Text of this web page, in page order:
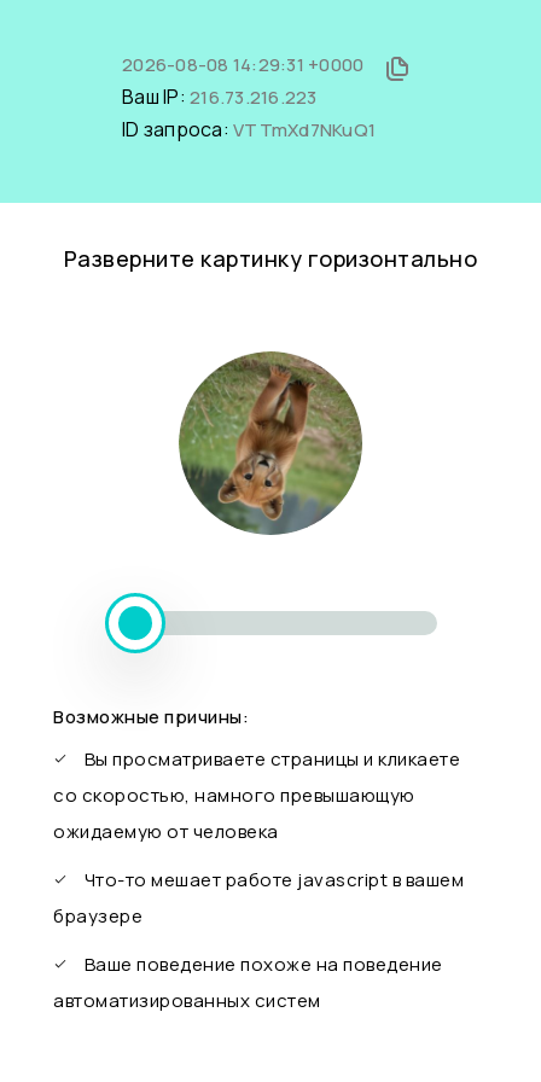
2026-08-08 14:29:31 +0000
Ваш IP: 216.73.216.223
ID запроса: VTTmXd7NKuQ1
Разверните картинку горизонтально
Возможные причины:
Вы просматриваете страницы и кликаете
со скоростью, намного превышающую
ожидаемую от человека
Что-то мешает работе javascript в вашем
браузере
Ваше поведение похоже на поведение
автоматизированных систем